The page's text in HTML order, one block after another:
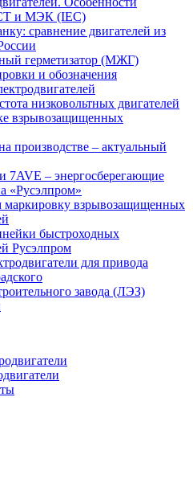
и МЭК (IEC)
сравнение двигателей из
герметизатор (МЖГ)
и обозначения
низковольтных двигателей
взрывозащищенных
производстве – актуальный
7AVE – энергосберегающие
«Русэлпром»
взрывозащищенных
быстроходных
Русэлпром
для привода
завода (ЛЭЗ)